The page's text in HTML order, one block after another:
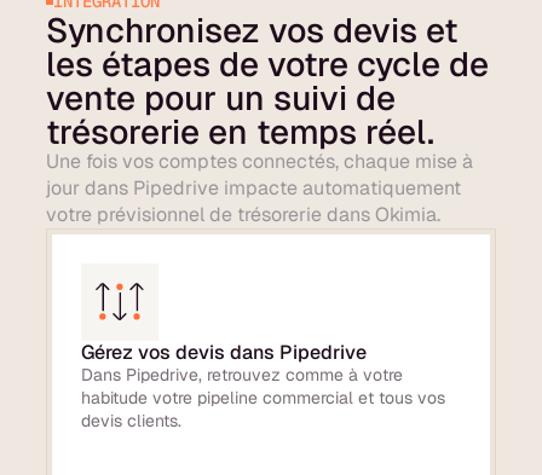
Synchronisez vos devis et
les étapes de votre cycle de
vente pour un suivi de
trésorerie en temps réel.
Une fois vos comptes connectés, chaque mise à
jour dans Pipedrive impacte automatiquement
votre prévisionnel de trésorerie dans Okimia.
Gérez vos devis dans Pipedrive
Dans Pipedrive, retrouvez comme à votre
habitude votre pipeline commercial et tous vos
devis clients.